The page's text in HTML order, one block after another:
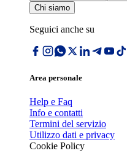
Chi siamo
Seguici anche su
Area personale
Help e Faq
Info e contatti
Termini del servizio
Utilizzo dati e privacy
Cookie Policy